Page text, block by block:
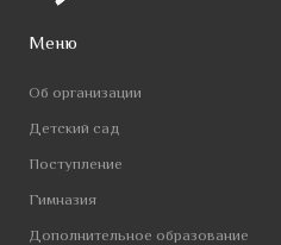
Меню
Об организации
Детский сад
Поступление
Гимназия
Дополнительное образование